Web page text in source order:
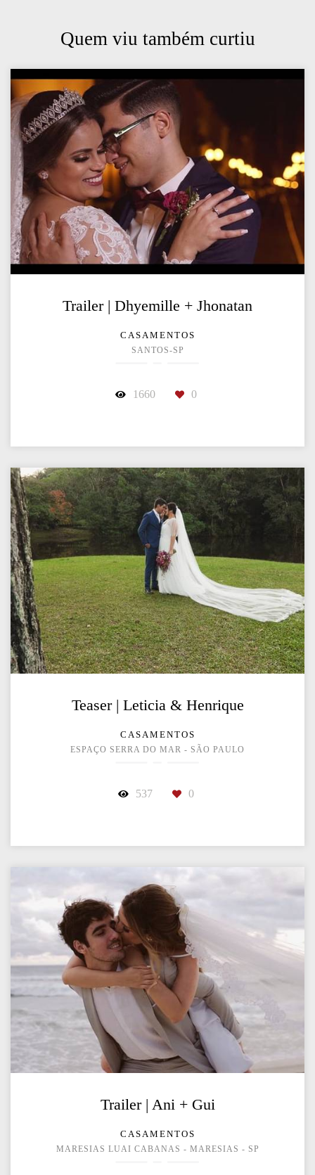
Quem viu também curtiu
Trailer | Dhyemille + Jhonatan
CASAMENTOS
SANTOS-SP
1660 0
Teaser | Leticia & Henrique
CASAMENTOS
ESPAÇO SERRA DO MAR - SÃO PAULO
537 0
Trailer | Ani + Gui
CASAMENTOS
MARESIAS LUAI CABANAS - MARESIAS - SP